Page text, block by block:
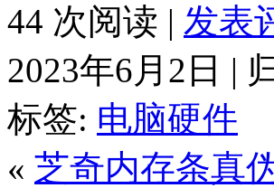
44 次阅读 | 发表
2023年6月2日 |
标签: 电脑硬件
« 芝奇内存条真